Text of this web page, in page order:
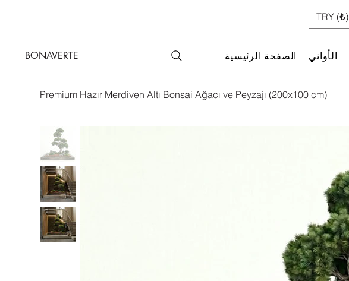
TRY (₺)
BONAVERTE الصفحة الرئيسية الأواني
Premium Hazır Merdiven Altı Bonsai Ağacı ve Peyzajı (200x100 cm)